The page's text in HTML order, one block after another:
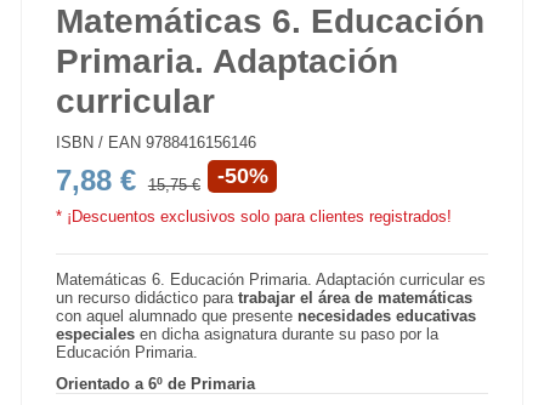
Matemáticas 6. Educación
Primaria. Adaptación
curricular
ISBN / EAN 9788416156146
7,88 € 15,75 € -50%
* ¡Descuentos exclusivos solo para clientes registrados!
Matemáticas 6. Educación Primaria. Adaptación curricular es
un recurso didáctico paratrabajar el área de matemáticas
con aquel alumnado que presente necesidades educativas
especiales en dicha asignatura durante su paso por la
Educación Primaria.
Orientado a 6º de Primaria